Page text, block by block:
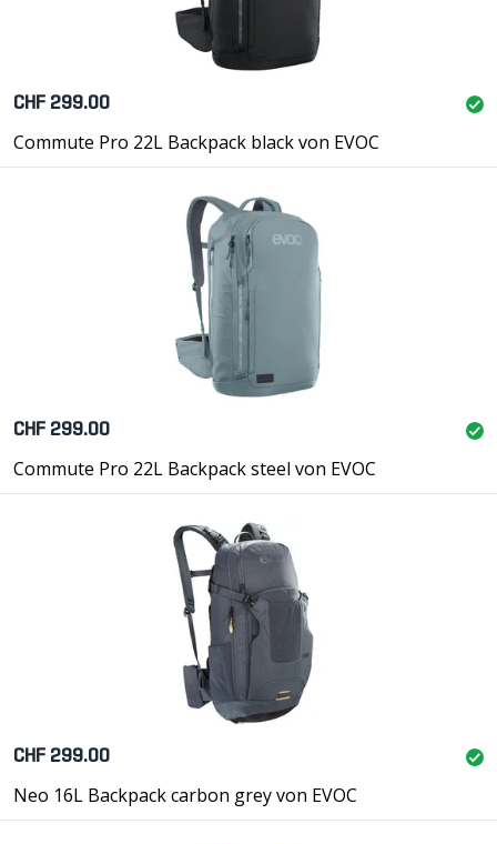
CHF 299.00
Commute Pro 22L Backpack black von EVOC
CHF 299.00
Commute Pro 22L Backpack steel von EVOC
CHF 299.00
Neo 16L Backpack carbon grey von EVOC